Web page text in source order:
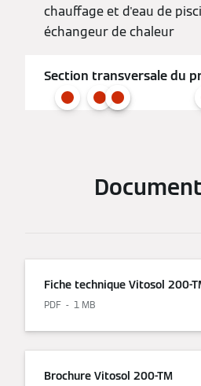
chauffage et d'eau de
échangeur de chaleur
Section transversale du
Fiche technique Vitosol 200-
PDF 1 MB
Brochure Vitosol 200-TM